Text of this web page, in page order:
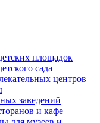
площадок
сада
центров
заведений
и кафе